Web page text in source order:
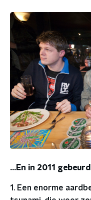
...En in 2011
1. Een enorme